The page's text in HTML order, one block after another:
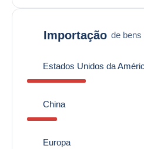
Importação de bens
Estados Unidos da
China
Europa